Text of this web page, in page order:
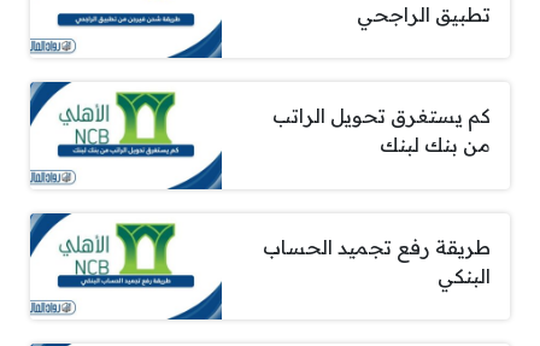
تطبيق الراجحي
كم يستغرق تحويل الراتب
من بنك لبنك
طريقة رفع تجميد الحساب
البنكي